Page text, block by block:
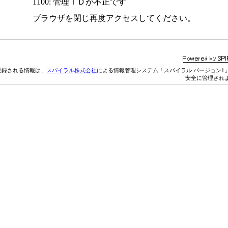
1100: 管理ＩＤが不正です
ブラウザを閉じ再度アクセスしてください。
される情報は、 スパイラル株式会社による情報管理システム「スパイラル バージョン1
安全に管理され